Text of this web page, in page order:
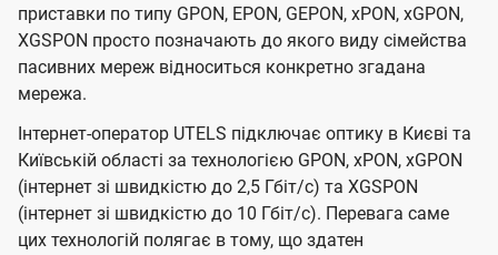
приставки по типу GPON, EPON, GEPON, xPON, xGPON,
XGSPON просто позначають до якого виду сімейства
пасивних мереж відноситься конкретно згадана
мережа.
Інтернет-оператор UTELS підключає оптику в Києві та
Київській області за технологією GPON, xPON, xGPON
(інтернет зі швидкістю до 2,5 Гбіт/с) та XGSPON
(інтернет зі швидкістю до 10 Гбіт/с). Перевага саме
цих технологій полягає в тому, що здатен